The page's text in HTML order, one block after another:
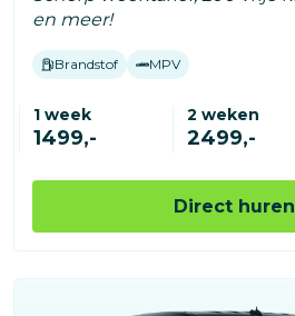
en meer!
Brandstof MPV
1 week
1499,-
2 weken
2499,-
Direct huren